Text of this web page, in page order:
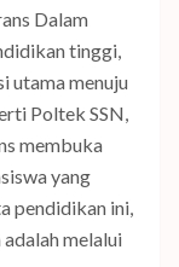
Dalam
tinggi,
utama menuju
Poltek SSN,
membuka
yang
pendidikan ini,
melalui